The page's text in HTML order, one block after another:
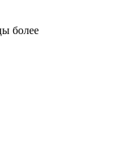
более